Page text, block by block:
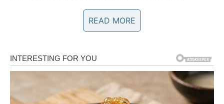
situacija razvija bolje nego što ste očekivali.
trenutke
Na polju emocija očekuju vas veoma lijepe promjene.
READ MORE